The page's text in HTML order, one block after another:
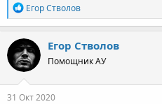
Р
е
а
к
ц
и
и
:
Егор Стволов
Егор Стволов
Помощник АУ
31 Окт 2020